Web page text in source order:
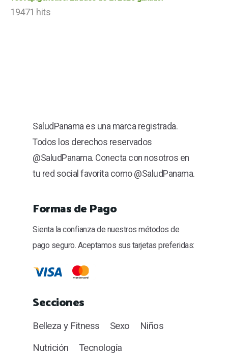
19471 hits
SaludPanama es una marca registrada.
Todos los derechos reservados
@SaludPanama. Conecta con nosotros en
tu red social favorita como @SaludPanama.
Formas de Pago
Sienta la confianza de nuestros métodos de
pago seguro. Aceptamos sus tarjetas preferidas:
Secciones
Belleza y Fitness Sexo
Niños
Nutrición
Tecnología